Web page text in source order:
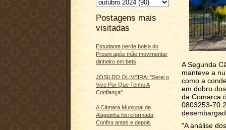
Postagens mais
visitadas
Estudante perde bolsa do
Prouni após mãe movimentar
dinheiro em bets
JOSILDO OLIVEIRA: "Serei o
Vice Por Que Tenho A
Confiança"
A Câmara Municpal de
Alagoinha foi reformada;
Confira antes e depois
A Segunda
manteve a
como a
em dobro
da Comarca
0803253-
"A análise